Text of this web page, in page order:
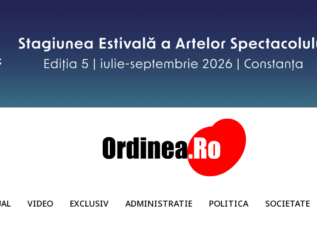
VIDEO EXCLUSIV ADMINISTRATIE POLITICA SOCIETATE